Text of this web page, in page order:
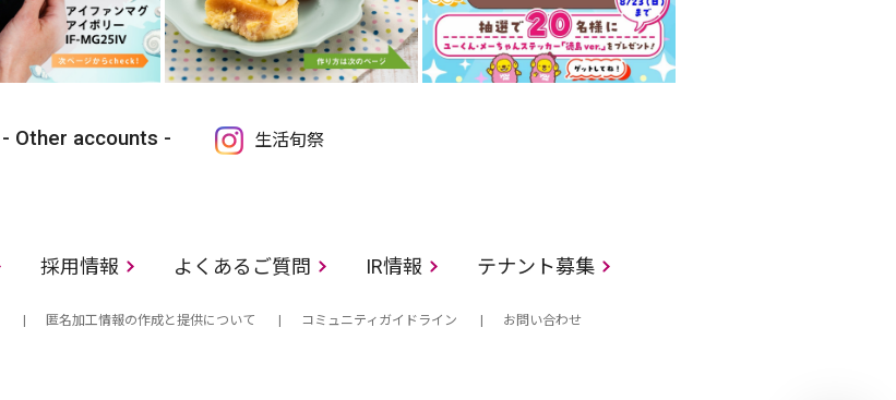
Other accounts 生活旬祭
採用情報 よくあるご質問 IR情報 テナント募集
匿名加工情報の作成と提供について コミュニティガイドライン お問い合わせ